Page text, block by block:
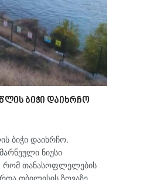
ბიჭი დაიხრჩო
ბიჭი დაიხრჩო.
ნიუსი
რომ თანასოფლელების